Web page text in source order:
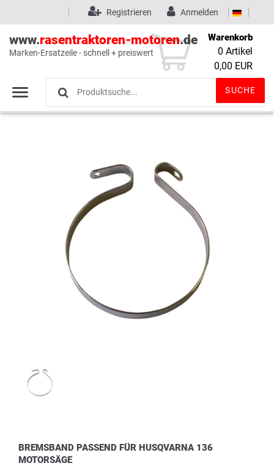
Wunschliste (0)
Anmelden
Registrieren
www.rasentraktoren-motoren.de
Marken-Ersatzeile - schnell + preiswert
SUCHE
Warenkorb
0 Artikel
0,00 EUR
BREMSBAND PASSEND FÜR HUSQVARNA 136
MOTORSÄGE